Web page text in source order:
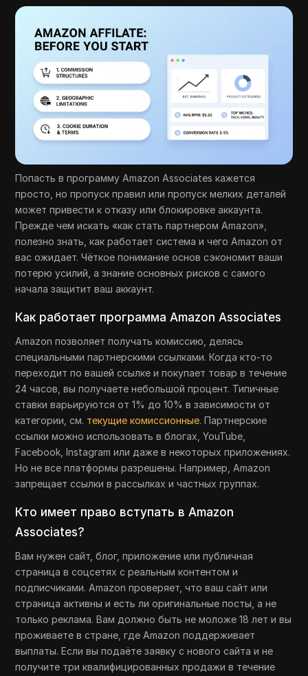
Попасть в программу Amazon Associates кажется
просто, но пропуск правил или пропуск мелких деталей
может привести к отказу или блокировке аккаунта.
Прежде чем искать «как стать партнером Amazon»,
полезно знать, как работает система и чего Amazon от
вас ожидает. Чёткое понимание основ сэкономит ваши
потерю усилий, а знание основных рисков с самого
начала защитит ваш аккаунт.
Как работает программа Amazon Associates
Amazon позволяет получать комиссию, делясь
специальными партнерскими ссылками. Когда кто-то
переходит по вашей ссылке и покупает товар в течение
24 часов, вы получаете небольшой процент. Типичные
ставки варьируются от 1% до 10% в зависимости от
категории, см. текущие комиссионные. Партнерские
ссылки можно использовать в блогах, YouTube,
Facebook, Instagram или даже в некоторых приложениях.
Но не все платформы разрешены. Например, Amazon
запрещает ссылки в рассылках и частных группах.
Кто имеет право вступать в Amazon
Associates?
Вам нужен сайт, блог, приложение или публичная
страница в соцсетях с реальным контентом и
подписчиками. Amazon проверяет, что ваш сайт или
страница активны и есть ли оригинальные посты, а не
только реклама. Вам должно быть не моложе 18 лет и вы
проживаете в стране, где Amazon поддерживает
выплаты. Если вы подаёте заявку с нового сайта и не
получите три квалифицированных продажи в течение